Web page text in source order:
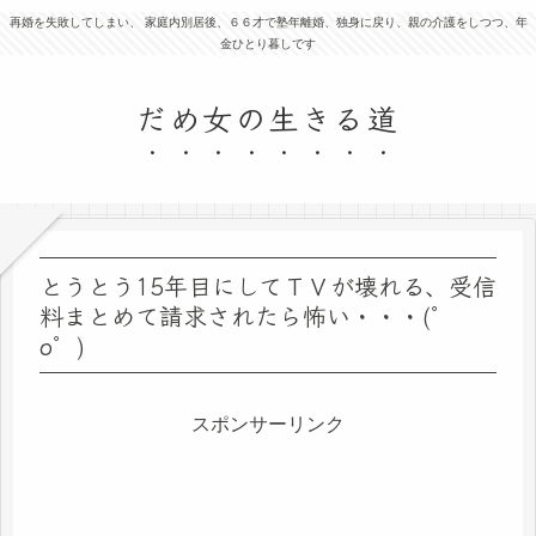
再婚を失敗してしまい、 家庭内別居後、６６才で塾年離婚、独身に戻り、親の介護をしつつ、年
金ひとり暮しです
だめ女の生きる道
とうとう15年目にしてＴＶが壊れる、受信
料まとめて請求されたら怖い・・・(゜
o゜)
スポンサーリンク